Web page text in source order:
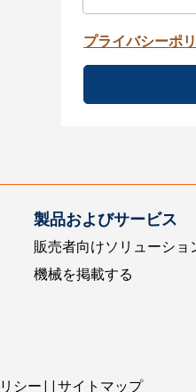
プライバシーポ
製品およびサービス
販売者向けソリューショ
機械を掲載する
シー サイトマップ